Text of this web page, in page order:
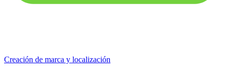
Creación de marca y localización